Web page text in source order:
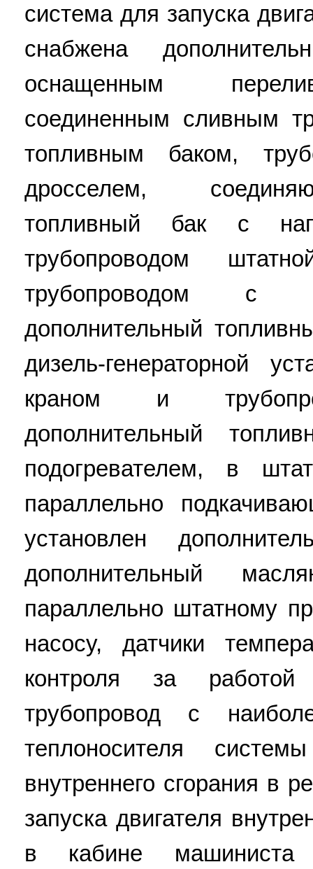
система для запуска
снабжена
оснащенным
соединенным сливным
топливным баком,
дросселем,
топливный бак с
трубопроводом
трубопроводом с
дополнительный
дизель-генераторной
краном и
дополнительный
подогревателем, в
параллельно
установлен
дополнительный
параллельно штатному
насосу, датчики
контроля за
трубопровод с
теплоносителя
внутреннего сгорания в
запуска двигателя
в кабине машиниста